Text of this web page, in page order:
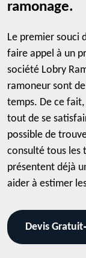
ramonage.
Le premier souci
faire appel à un
société Lobry
ramoneur sont
temps. De ce
tout de se
possible de
consulté tous les
présentent déjà
aider à estimer
Devis Gratuit